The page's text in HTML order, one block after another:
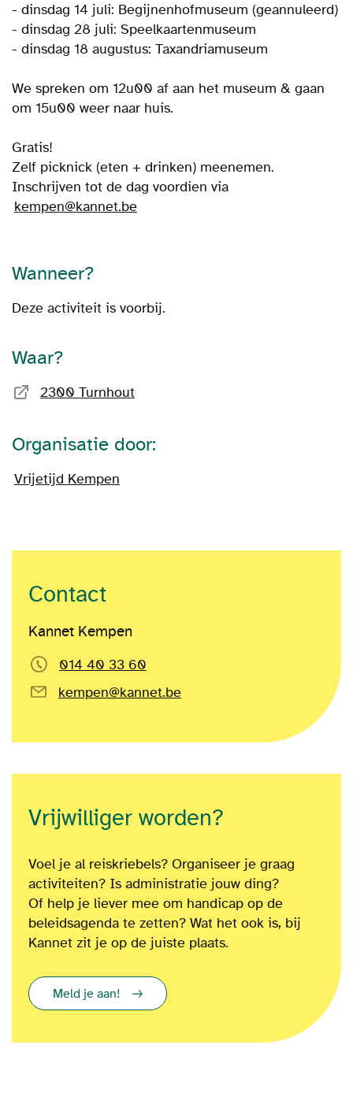
- dinsdag 14 juli: Begijnenhofmuseum (geannuleerd)
- dinsdag 28 juli: Speelkaartenmuseum
- dinsdag 18 augustus: Taxandriamuseum
We spreken om 12u00 af aan het museum & gaan
om 15u00 weer naar huis.
Gratis!
Zelf picknick (eten + drinken) meenemen.
Inschrijven tot de dag voordien via
kempen@kannet.be
Wanneer?
Deze activiteit is voorbij.
Waar?
2300 Turnhout
Organisatie door:
Vrijetijd Kempen
Contact
Kannet Kempen
014 40 33 60
kempen@kannet.be
Vrijwilliger worden?
Voel je al reiskriebels? Organiseer je graag
activiteiten? Is administratie jouw ding?
Of help je liever mee om handicap op de
beleidsagenda te zetten? Wat het ook is, bij
Kannet zit je op de juiste plaats.
Meld je aan!